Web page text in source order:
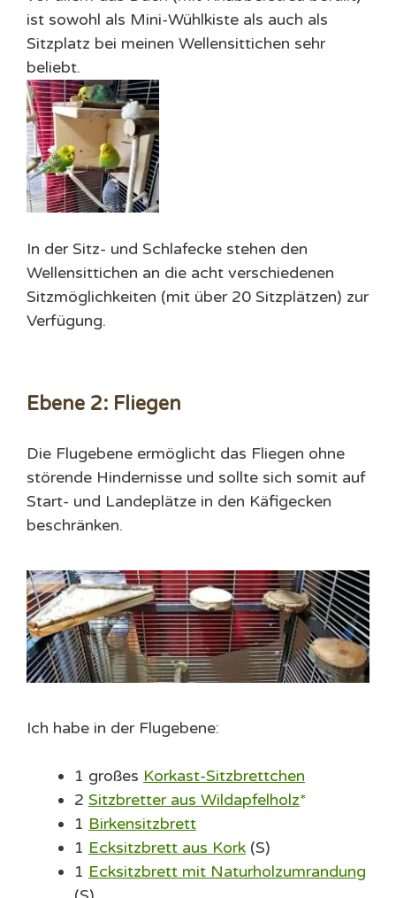
ist sowohl als Mini-Wühlkiste als auch als
Sitzplatz bei meinen Wellensittichen sehr
beliebt.
In der Sitz- und Schlafecke stehen den
Wellensittichen an die acht verschiedenen
Sitzmöglichkeiten (mit über 20 Sitzplätzen) zur
Verfügung.
Ebene 2: Fliegen
Die Flugebene ermöglicht das Fliegen ohne
störende Hindernisse und sollte sich somit auf
Start- und Landeplätze in den Käfigecken
beschränken.
Ich habe in der Flugebene:
1 großes Korkast-Sitzbrettchen
2 Sitzbretter aus Wildapfelholz
1 Birkensitzbrett
1 Ecksitzbrett aus Kork (S)
1 Ecksitzbrett mit Naturholzumrandung